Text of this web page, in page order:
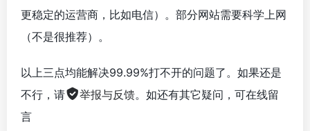
更稳定的运营商，比如电信）。部分网站需要科学上网
（不是很推荐）。
以上三点均能解决99.99%打不开的问题了。如果还是
不行，请
举报与反馈。如还有其它疑问，可在线留
言